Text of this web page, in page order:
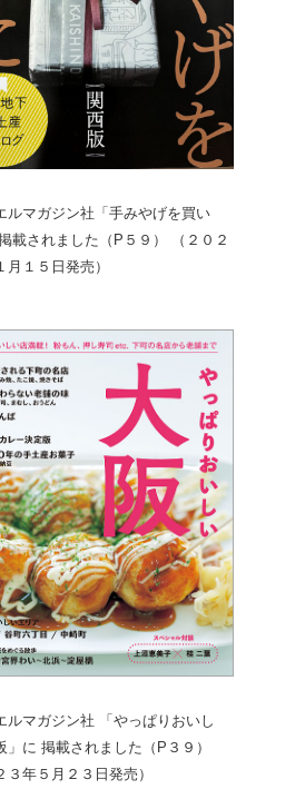
ルマガジン社「手みやげを買い
載されました（P５９） （２０２
月１５日発売）
ルマガジン社 「やっぱりおいし
に 掲載されました（P３９）
３年５月２３日発売）